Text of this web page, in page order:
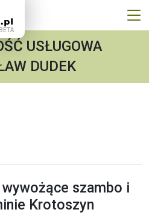
USŁUGOWA
DUDEK
szambo i
Krotoszyn